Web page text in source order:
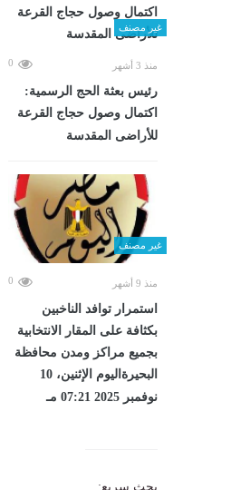
غير مصنف
منذ 3 أشهر 0
رئيس بعثة الحج الرسمية:
اكتمال وصول حجاج القرعة
للأراضى المقدسة
غير مصنف
منذ 9 أشهر 0
استمرار توافد الناخبين
بكثافة على المقار الانتخابية
بجميع مراكز ومدن محافظة
البحيرةاليوم الإثنين، 10
نوفمبر 2025 07:21 مـ
بحث سريع: